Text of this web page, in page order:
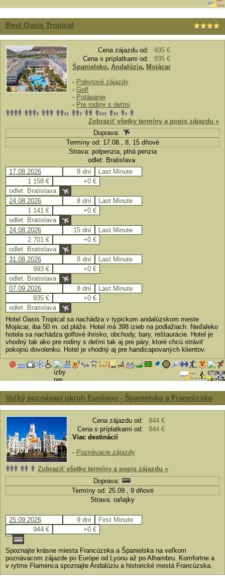
Best Oasis Tropical
Cena zájazdu od:
935 €
Cena s príplatkami od:
935 €
Španielsko, Andalúzia, Mojácar
- Pobytové zájazdy
- Golf
- Potápanie
- Pre rodiny s deťmi
Zobraziť všetky termíny a popis zájazdu »
Doprava:
Termíny od: 17.08., 8, 15 dňové
Strava: polpenzia, plná penzia
odlet: Bratislava
17.08.2026
8 dní
Last Minute
1 158 €
+0 €
odlet: Bratislava
24.08.2026
8 dní
Last Minute
1 141 €
+0 €
odlet: Bratislava
24.08.2026
15 dní
Last Minute
2 701 €
+0 €
odlet: Bratislava
31.08.2026
8 dní
Last Minute
993 €
+0 €
odlet: Bratislava
07.09.2026
8 dní
Last Minute
935 €
+0 €
odlet: Bratislava
Hotel Oasis Tropical sa nachádza v typickom andalúzskom meste
Mojácar, iba 50 m. od pláže. Hotel má 398 izieb na podlažiach. Neďaleko
hotela sa nachádza golfové ihrisko, obchody, bary, reštaurácie. Hotel je
vhodný tak ako pre rodiny s deťmi tak aj pre páry, ktoré chcú stráviť
pokojnú dovolenku. Hotel je vhodný aj pre handicapovaných klientov.
Veľký poznávací okruh Európou - Španielsko a Francúzsko
Cena zájazdu od:
944 €
Cena s príplatkami od:
944 €
Viac destinácií
- Poznávacie zájazdy
Zobraziť všetky termíny a popis zájazdu »
Doprava:
Termíny od: 25.09., 9 dňové
Strava: raňajky
25.09.2026 9 dní
First Minute
944 €
+0 €
Spoznajte krásne miesta Francúzska a Španielska na veľkom
poznávacom zájazde po Európe od Lyonu až po Alhambru. Komfortne a
v rytme Flamenca spoznajte Andalúziu a historické mestá Francúzska.